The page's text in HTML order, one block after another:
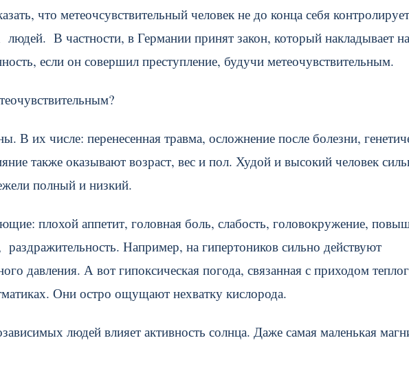
что метеочсувствительный человек не до конца себя
В частности, в Германии принят закон, который накладывает на
если он совершил преступление, будучи метеочувствительным.
В их числе: перенесенная травма, осложнение после болезни,
также оказывают возраст, вес и пол. Худой и высокий человек
полный и низкий.
плохой аппетит, головная боль, слабость, головокружение,
раздражительность. Например, на гипертоников сильно действуют
давления. А вот гипоксическая погода, связанная с приходом
Они остро ощущают нехватку кислорода.
людей влияет активность солнца. Даже самая маленькая